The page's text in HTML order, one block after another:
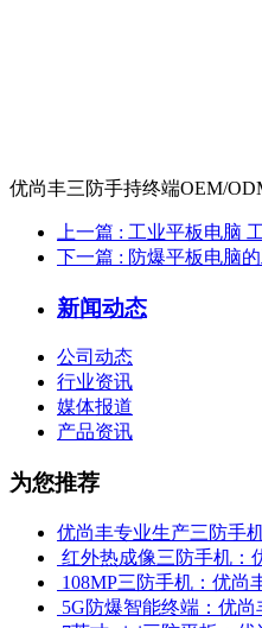
优尚丰三防手持终端OEM/
上一篇 : 工业平板电脑
下一篇 : 防爆平板电脑
新闻动态
公司动态
行业资讯
媒体报道
产品资讯
为您推荐
优尚丰专业生产三防手
红外热成像三防手机：
108MP三防手机：优尚
5G防爆智能终端：优